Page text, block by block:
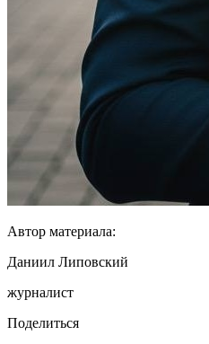
Автор материала:
Даниил Липовский
журналист
Поделиться